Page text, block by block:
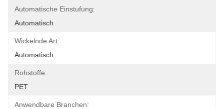
Automatische Einstufung:
Automatisch
Wickelnde Art:
Automatisch
Rohstoffe:
PET
Anwendbare Branchen: